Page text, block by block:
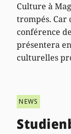
Culture à
trompés. Car
conférence
présentera
culturelles
NEWS